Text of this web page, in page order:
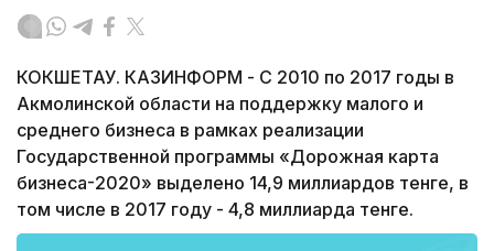
КОКШЕТАУ. КАЗИНФОРМ - С 2010 по 2017 годы в
Акмолинской области на поддержку малого и
среднего бизнеса в рамках реализации
Государственной программы «Дорожная карта
бизнеса-2020» выделено 14,9 миллиардов тенге, в
том числе в 2017 году - 4,8 миллиарда тенге.